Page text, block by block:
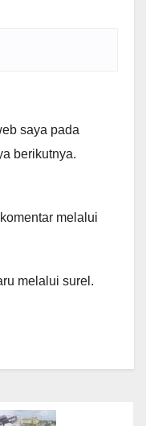
saya pada
berikutnya.
melalui
melalui surel.